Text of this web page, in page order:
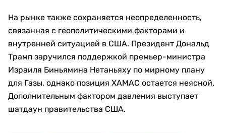
На рынке также сохраняется неопределенность,
связанная с геополитическими факторами и
внутренней ситуацией в США. Президент Дональд
Трамп заручился поддержкой премьер-министра
Израиля Биньямина Нетаньяху по мирному плану
для Газы, однако позиция ХАМАС остается неясной.
Дополнительным фактором давления выступает
шатдаун правительства США.